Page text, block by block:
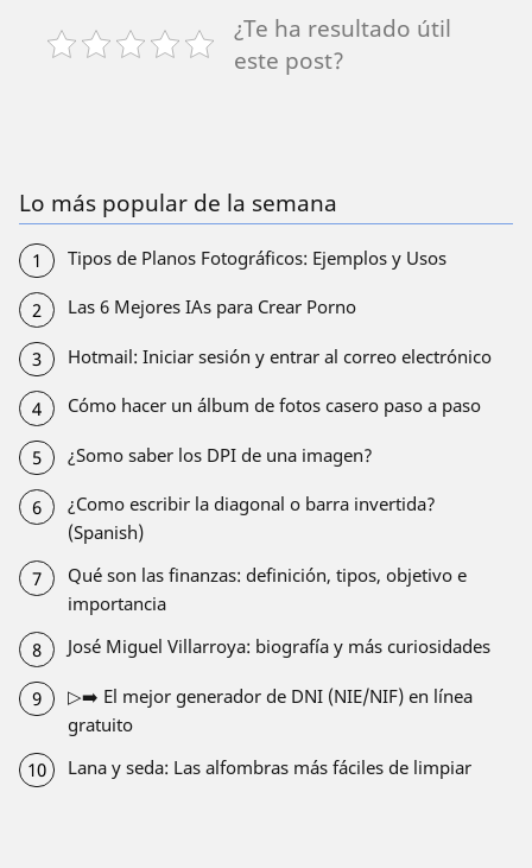
¿Te ha resultado útil
este post?
Lo más popular de la semana
Tipos de Planos Fotográficos: Ejemplos y Usos
Las 6 Mejores IAs para Crear Porno
Hotmail: Iniciar sesión y entrar al correo electrónico
Cómo hacer un álbum de fotos casero paso a paso
¿Somo saber los DPI de una imagen?
¿Como escribir la diagonal o barra invertida?
(Spanish)
Qué son las finanzas: definición, tipos, objetivo e
importancia
José Miguel Villarroya: biografía y más curiosidades
▷➡️ El mejor generador de DNI (NIE/NIF) en línea
gratuito
Lana y seda: Las alfombras más fáciles de limpiar